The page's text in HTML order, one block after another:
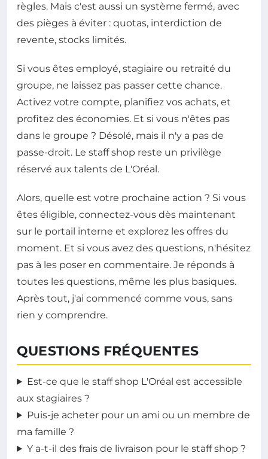
règles. Mais c'est aussi un système fermé, avec
des pièges à éviter : quotas, interdiction de
revente, stocks limités.
Si vous êtes employé, stagiaire ou retraité du
groupe, ne laissez pas passer cette chance.
Activez votre compte, planifiez vos achats, et
profitez des économies. Et si vous n'êtes pas
dans le groupe ? Désolé, mais il n'y a pas de
passe-droit. Le staff shop reste un privilège
réservé aux talents de L'Oréal.
Alors, quelle est votre prochaine action ? Si vous
êtes éligible, connectez-vous dès maintenant
sur le portail interne et explorez les offres du
moment. Et si vous avez des questions, n'hésitez
pas à les poser en commentaire. Je réponds à
toutes les questions, même les plus basiques.
Après tout, j'ai commencé comme vous, sans
rien y comprendre.
QUESTIONS FRÉQUENTES
Est-ce que le staff shop L'Oréal est accessible
aux stagiaires ?
Puis-je acheter pour un ami ou un membre de
ma famille ?
Y a-t-il des frais de livraison pour le staff shop ?